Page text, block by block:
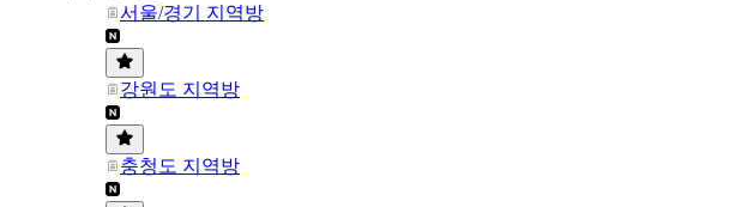
서울/경기 지역방
강원도 지역방
충청도 지역방